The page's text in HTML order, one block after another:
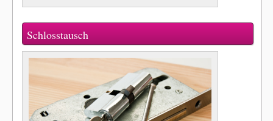
Schlosstausch